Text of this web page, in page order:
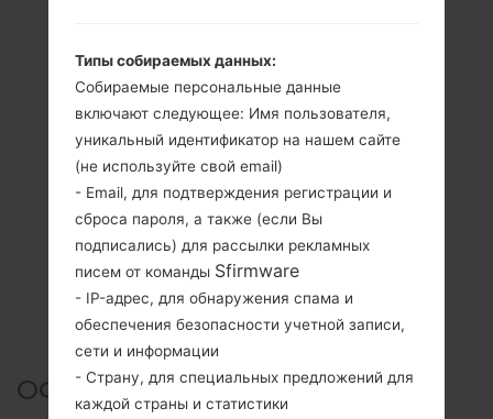
ОФИЦИАЛЬНАЯ ПРОШИВКА
Типы собираемых данных:
Собираемые персональные данные
включают следующее: Имя пользователя,
уникальный идентификатор на нашем сайте
(не используйте свой email)
- Email, для подтверждения регистрации и
сброса пароля, а также (если Вы
подписались) для рассылки рекламных
писем от команды Sfirmware
- IP-адрес, для обнаружения спама и
обеспечения безопасности учетной записи,
сети и информации
- Страну, для специальных предложений для
каждой страны и статистики